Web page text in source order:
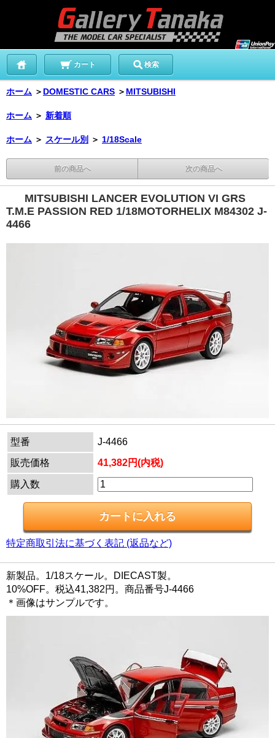
カート 検索
ホーム ＞ DOMESTIC CARS ＞ MITSUBISHI
ホーム ＞ 新着順
ホーム ＞ スケール別 ＞ 1/18Scale
前の商品へ 次の商品へ
MITSUBISHI LANCER EVOLUTION VI GRS
T.M.E PASSION RED 1/18MOTORHELIX M84302 J-
4466
型番
J-4466
販売価格
41,382円(内税)
購入数
特定商取引法に基づく表記 (返品など)
新製品。1/18スケール。DIECAST製。
10%OFF。税込41,382円。商品番号J-4466
＊画像はサンプルです。